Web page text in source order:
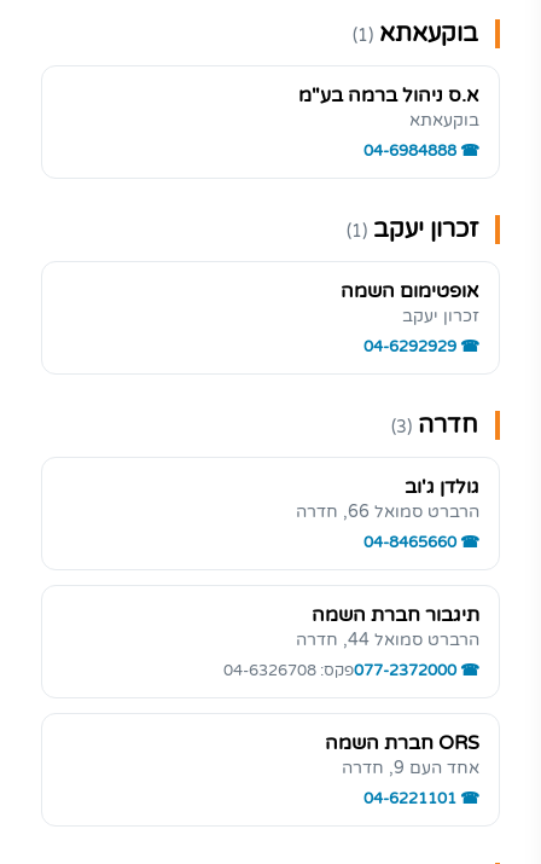
בוקעאתא (1)
א.ס ניהול ברמה בע"מ
בוקעאתא
04-6984888
זכרון יעקב (1)
אופטימום השמה
זכרון יעקב
04-6292929
חדרה (3)
גולדן ג'וב
הרברט סמואל 66, חדרה
04-8465660
תיגבור חברת השמה
הרברט סמואל 44, חדרה
077-2372000פקס: 04-6326708
ORS חברת השמה
אחד העם 9, חדרה
04-6221101